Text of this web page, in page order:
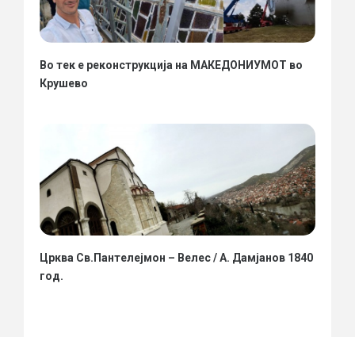
Во тек е реконструкција на МАКЕДОНИУМОТ во
Крушево
Црква Св.Пантелејмон – Велес / А. Дамјанов 1840
год.